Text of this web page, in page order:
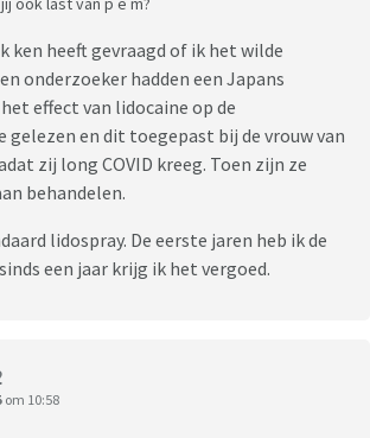
ken heeft gevraagd of ik het wilde
onderzoeker hadden een Japans
effect van lidocaine op de
en dit toegepast bij de vrouw van
zij long COVID kreeg. Toen zijn ze
behandelen.
lidospray. De eerste jaren heb ik de
een jaar krijg ik het vergoed.
om 10:58